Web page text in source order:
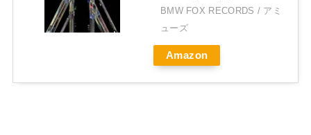
BMW FOX RECORDS / アミ
ューズ
Amazon